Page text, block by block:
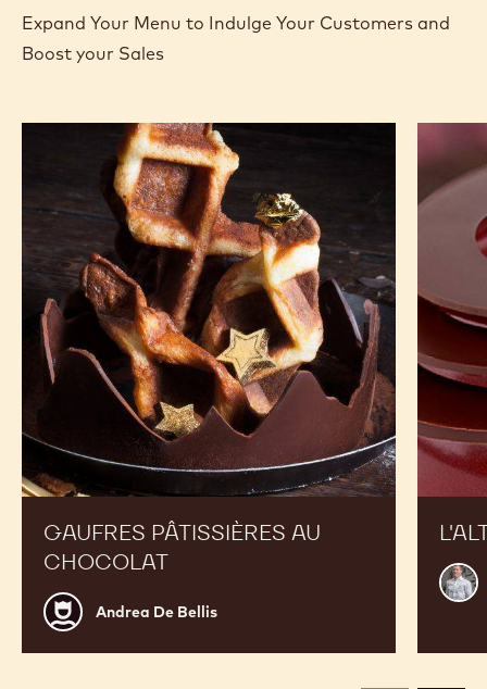
Expand Your Menu to Indulge Your Customers and
Boost your Sales
GAUFRES PÂTISSIÈRES AU
CHOCOLAT
Andrea
De
Bellis
Andrea De Bellis
pâtissières
chocolat
Diez